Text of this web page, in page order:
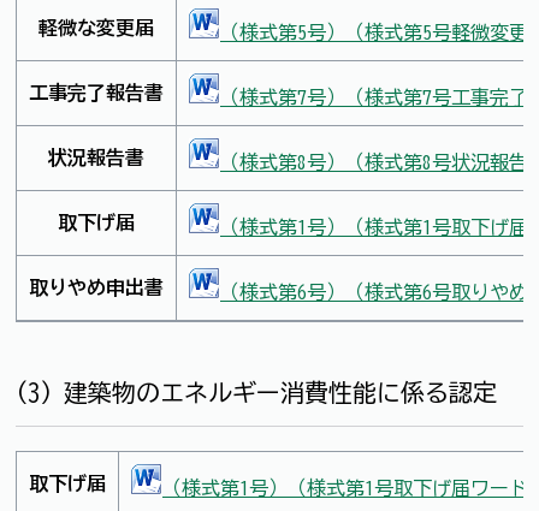
軽微な変更届 （様式第5号）（様式第5号軽微変
工事完了報告書 （様式第7号）（様式第7号工事完
状況報告書 （様式第8号）（様式第8号状況報
取下げ届 （様式第1号）（様式第1号取下げ
取りやめ申出書 （様式第6号）（様式第6号取りや
(3) 建築物のエネルギー消費性能に係る認定
取下げ届 （様式第1号）（様式第1号取下げ届ワー